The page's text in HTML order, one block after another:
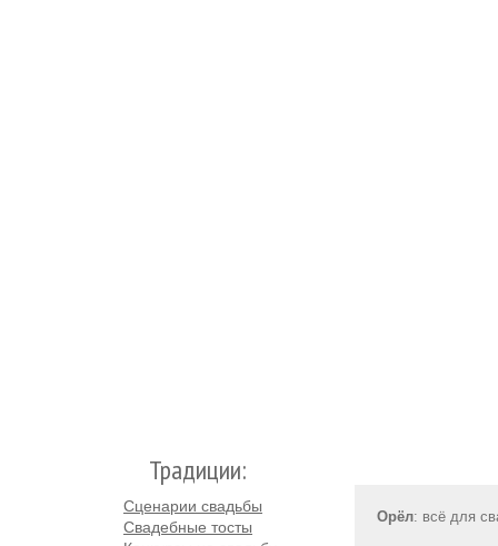
Традиции:
Сценарии свадьбы
Свадебные тосты
Орёл: всё для